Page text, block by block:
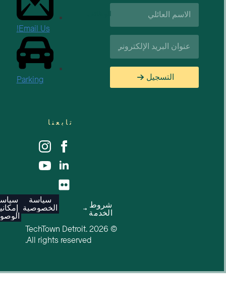
اسم
العائلة*
البريد
الإلكتروني*
التسجيل
الوظائف
Email Us!
Parking
تابعنا
شروط
الخدمة
سياسة
الخصوصية
سياسة
إمكانية
الوصول
© 2026 TechTown Detroit.
All rights reserved.